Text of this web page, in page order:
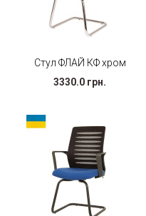
Стул ФЛАЙ КФ хром
3330.0 грн.